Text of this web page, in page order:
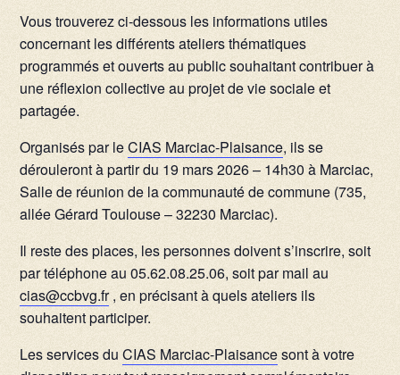
Vous trouverez ci-dessous les informations utiles
concernant les différents ateliers thématiques
programmés et ouverts au public souhaitant contribuer à
une réflexion collective au projet de vie sociale et
partagée.
Organisés par leCIAS Marciac-Plaisance, ils se
dérouleront à partir du 19 mars 2026 – 14h30 à Marciac,
Salle de réunion de la communauté de commune (735,
allée Gérard Toulouse – 32230 Marciac).
Il reste des places, les personnes doivent s’inscrire, soit
par téléphone au 05.62.08.25.06, soit par mail au
cias@ccbvg.fr, en précisant à quels ateliers ils
souhaitent participer.
Les services duCIAS Marciac-Plaisancesont à votre